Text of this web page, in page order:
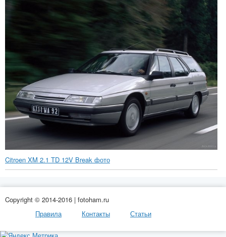
Citroen XM 2.1 TD 12V Break фото
Copyright © 2014-2016 | fotoham.ru
Правила
Контакты Статьи